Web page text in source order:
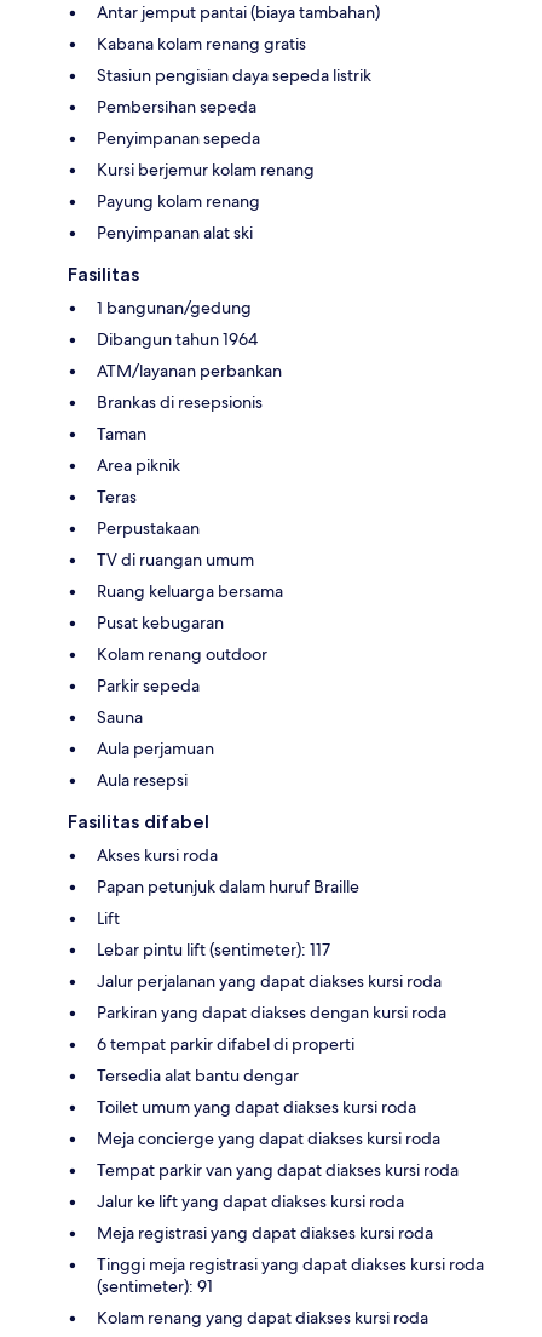
Antar jemput pantai (biaya tambahan)
Kabana kolam renang gratis
Stasiun pengisian daya sepeda listrik
Pembersihan sepeda
Penyimpanan sepeda
Kursi berjemur kolam renang
Payung kolam renang
Penyimpanan alat ski
Fasilitas
1 bangunan/gedung
Dibangun tahun 1964
ATM/layanan perbankan
Brankas di resepsionis
Taman
Area piknik
Teras
Perpustakaan
TV di ruangan umum
Ruang keluarga bersama
Pusat kebugaran
Kolam renang outdoor
Parkir sepeda
Sauna
Aula perjamuan
Aula resepsi
Fasilitas difabel
Akses kursi roda
Papan petunjuk dalam huruf Braille
Lift
Lebar pintu lift (sentimeter): 117
Jalur perjalanan yang dapat diakses kursi roda
Parkiran yang dapat diakses dengan kursi roda
6 tempat parkir difabel di properti
Tersedia alat bantu dengar
Toilet umum yang dapat diakses kursi roda
Meja concierge yang dapat diakses kursi roda
Tempat parkir van yang dapat diakses kursi roda
Jalur ke lift yang dapat diakses kursi roda
Meja registrasi yang dapat diakses kursi roda
Tinggi meja registrasi yang dapat diakses kursi roda
(sentimeter): 91
Kolam renang yang dapat diakses kursi roda